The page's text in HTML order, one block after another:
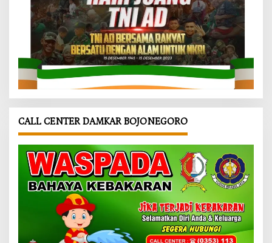
CALL CENTER DAMKAR BOJONEGORO